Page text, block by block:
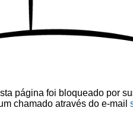
página foi bloqueado por
chamado através do e-mail